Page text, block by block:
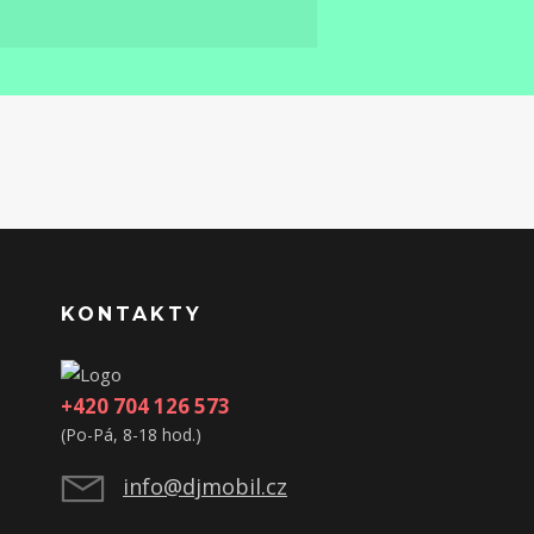
KONTAKTY
+420 704 126 573
(Po-Pá, 8-18 hod.)
info@djmobil.cz